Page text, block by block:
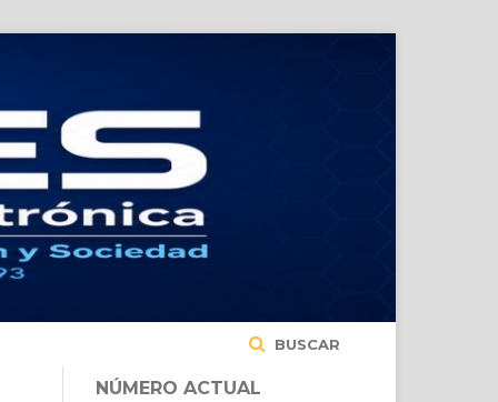
BUSCAR
NÚMERO ACTUAL